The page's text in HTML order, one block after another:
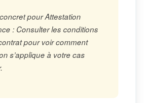
pour Attestation
: Consulter les conditions
pour voir comment
s’applique à votre cas